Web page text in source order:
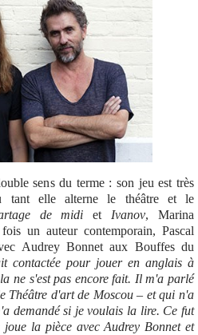
sens du terme : son jeu est très
tant elle alterne le théâtre et le
de midi et Ivanov, Marina
un auteur contemporain, Pascal
Audrey Bonnet aux Bouffes du
contactée pour jouer en anglais à
ne s'est pas encore fait. Il m'a parlé
Théâtre d'art de Moscou – et qui n'a
demandé si je voulais la lire. Ce fut
la pièce avec Audrey Bonnet et